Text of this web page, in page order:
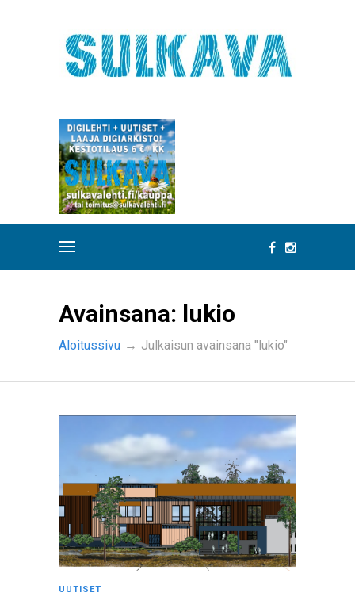
Avainsana: lukio
Aloitussivu → Julkaisun avainsana "lukio"
UUTISET